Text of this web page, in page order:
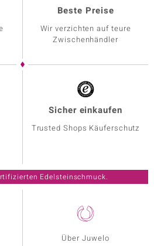
Über Juwelo
Beste Preise
Wir verzichten auf teure
Zwischenhändler
Sicher einkaufen
Trusted Shops Käuferschutz
Edelsteinschmuck.